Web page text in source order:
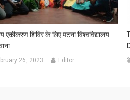
एकीकरण शिविर के लिए पटना विश्वविद्यालय
26, 2023 Editor